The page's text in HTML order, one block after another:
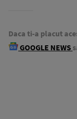
Daca ti-a placut
GOOGLE NEWS